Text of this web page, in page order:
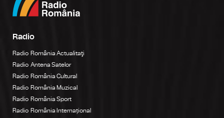
Radio
Radio România Actualitaţi
Radio Antena Satelor
Radio România Cultural
Radio România Muzical
Radio România Sport
Radio România Internațional